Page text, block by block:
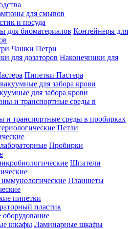
для смывов
и посуда
Контейнеры для
Чашки Петри
Наконечники для
Пипетки Пастера
для забора крови
и транспортные среды в пробирках
Петли
Пробирки
Шпатели
Планшеты
пипетки
пластик
Ламинарные шкафы